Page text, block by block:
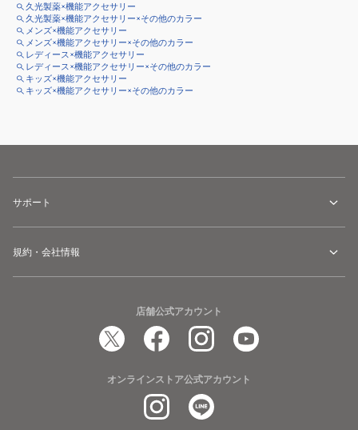
久光製薬×機能アクセサリー
久光製薬×機能アクセサリー×その他のカラー
メンズ×機能アクセサリー
メンズ×機能アクセサリー×その他のカラー
レディース×機能アクセサリー
レディース×機能アクセサリー×その他のカラー
キッズ×機能アクセサリー
キッズ×機能アクセサリー×その他のカラー
サポート
規約・会社情報
店舗公式アカウント
オンラインストア公式アカウント